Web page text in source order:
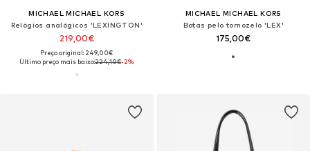
MICHAEL MICHAEL KORS
Relógios analógicos 'LEXINGTON'
219,00€
Preço original: 249,00€
Último preço mais baixo:224,10€-2%
MICHAEL MICHAEL KORS
Botas pelo tornozelo 'LEX'
175,00€